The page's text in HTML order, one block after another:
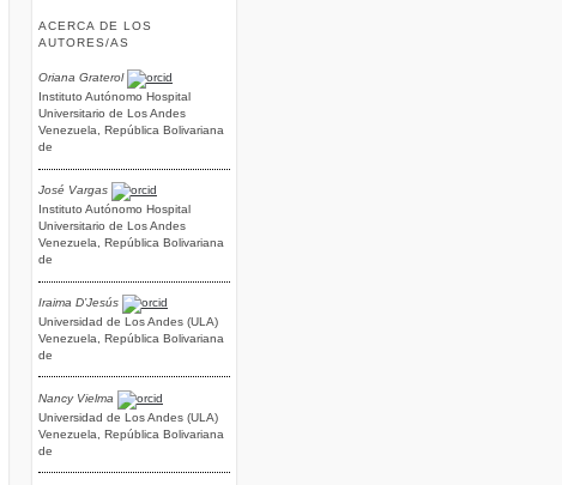
ACERCA DE LOS
AUTORES/AS
Oriana Graterol
Instituto Autónomo Hospital
Universitario de Los Andes
Venezuela, República Bolivariana
de
José Vargas
Instituto Autónomo Hospital
Universitario de Los Andes
Venezuela, República Bolivariana
de
Iraima D’Jesús
Universidad de Los Andes (ULA)
Venezuela, República Bolivariana
de
Nancy Vielma
Universidad de Los Andes (ULA)
Venezuela, República Bolivariana
de